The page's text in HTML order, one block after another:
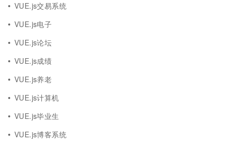
VUE.js交易系统
VUE.js电子
VUE.js论坛
VUE.js成绩
VUE.js养老
VUE.js计算机
VUE.js毕业生
VUE.js博客系统